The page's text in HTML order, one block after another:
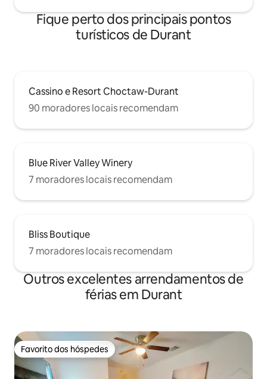
Fique perto dos principais pontos
turísticos de Durant
Cassino e Resort Choctaw-Durant
90 moradores locais recomendam
Blue River Valley Winery
7 moradores locais recomendam
Bliss Boutique
7 moradores locais recomendam
Outros excelentes arrendamentos de
férias em Durant
Favorito dos hóspedes
Favorito dos hóspedes